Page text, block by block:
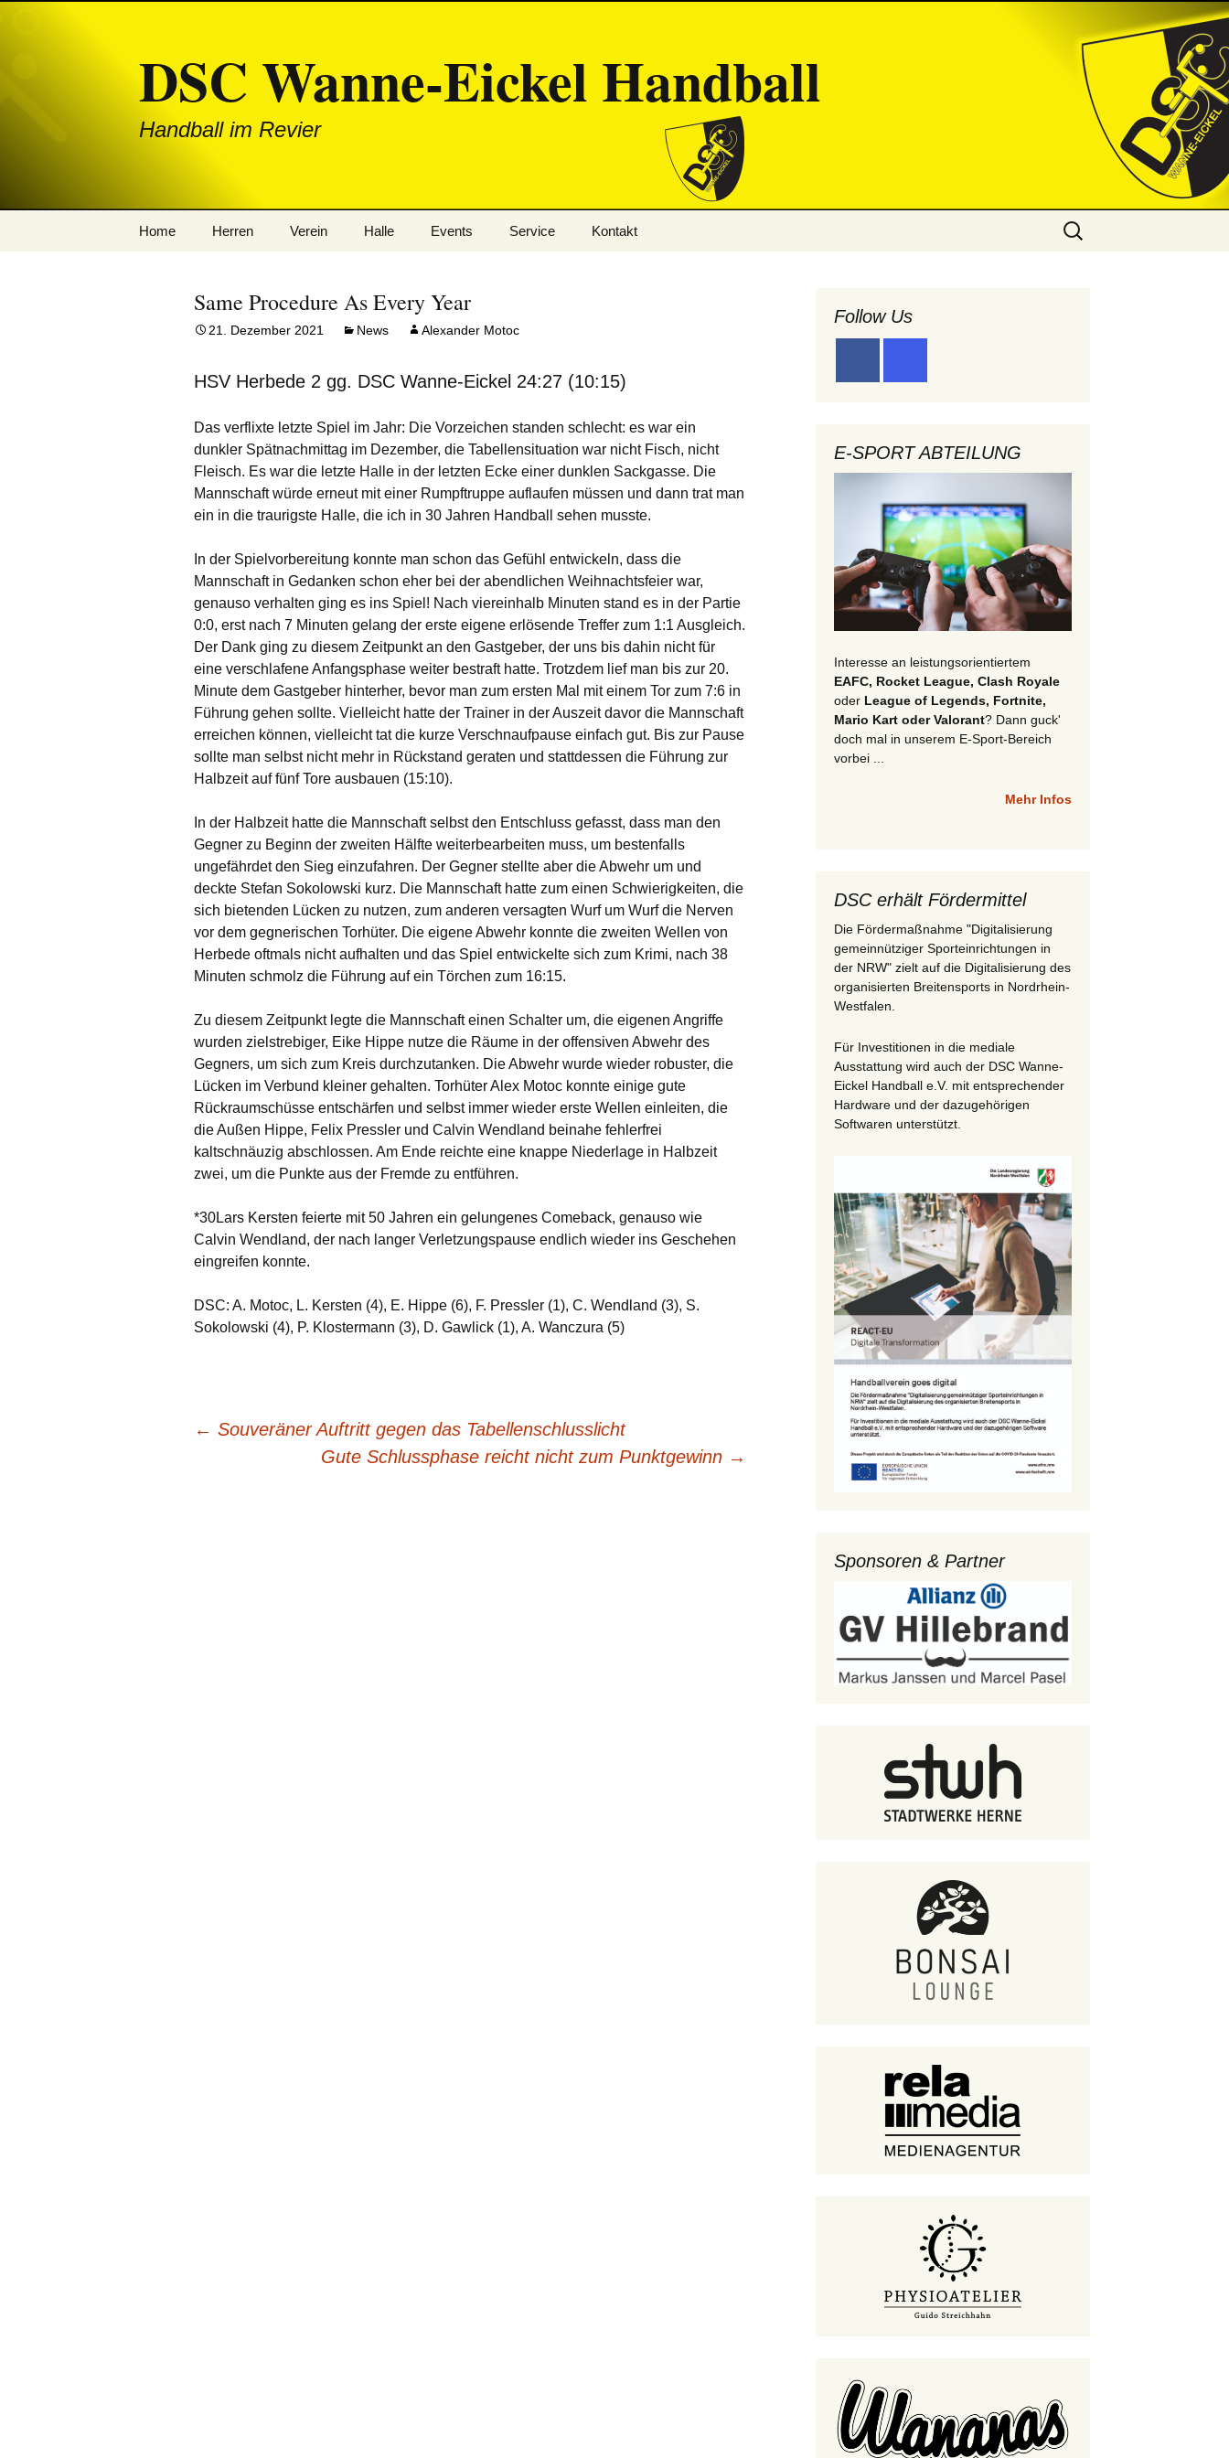
DSC Wanne-Eickel Handball
Handball im Revier
Home
News: Herren
Herren
2. Mannschaft
Verein Halle Events
Handballschule
Stadtmeisterschaft
UHG-Turnier
Revierpokal
Service Kontakt
Suchen
nach:
Same Procedure As Every Year
21. Dezember 2021 News Alexander Motoc
HSV Herbede 2 gg. DSC Wanne-Eickel 24:27 (10:15)
Das verflixte letzte Spiel im Jahr: Die Vorzeichen standen schlecht: es war ein
dunkler Spätnachmittag im Dezember, die Tabellensituation war nicht Fisch, nicht
Fleisch. Es war die letzte Halle in der letzten Ecke einer dunklen Sackgasse. Die
Mannschaft würde erneut mit einer Rumpftruppe auflaufen müssen und dann trat man
ein in die traurigste Halle, die ich in 30 Jahren Handball sehen musste.
In der Spielvorbereitung konnte man schon das Gefühl entwickeln, dass die
Mannschaft in Gedanken schon eher bei der abendlichen Weihnachtsfeier war,
genauso verhalten ging es ins Spiel! Nach viereinhalb Minuten stand es in der Partie
0:0, erst nach 7 Minuten gelang der erste eigene erlösende Treffer zum 1:1 Ausgleich.
Der Dank ging zu diesem Zeitpunkt an den Gastgeber, der uns bis dahin nicht für
eine verschlafene Anfangsphase weiter bestraft hatte. Trotzdem lief man bis zur 20.
Minute dem Gastgeber hinterher, bevor man zum ersten Mal mit einem Tor zum 7:6 in
Führung gehen sollte. Vielleicht hatte der Trainer in der Auszeit davor die Mannschaft
erreichen können, vielleicht tat die kurze Verschnaufpause einfach gut. Bis zur Pause
sollte man selbst nicht mehr in Rückstand geraten und stattdessen die Führung zur
Halbzeit auf fünf Tore ausbauen (15:10).
In der Halbzeit hatte die Mannschaft selbst den Entschluss gefasst, dass man den
Gegner zu Beginn der zweiten Hälfte weiterbearbeiten muss, um bestenfalls
ungefährdet den Sieg einzufahren. Der Gegner stellte aber die Abwehr um und
deckte Stefan Sokolowski kurz. Die Mannschaft hatte zum einen Schwierigkeiten, die
sich bietenden Lücken zu nutzen, zum anderen versagten Wurf um Wurf die Nerven
vor dem gegnerischen Torhüter. Die eigene Abwehr konnte die zweiten Wellen von
Herbede oftmals nicht aufhalten und das Spiel entwickelte sich zum Krimi, nach 38
Minuten schmolz die Führung auf ein Törchen zum 16:15.
Zu diesem Zeitpunkt legte die Mannschaft einen Schalter um, die eigenen Angriffe
wurden zielstrebiger, Eike Hippe nutze die Räume in der offensiven Abwehr des
Gegners, um sich zum Kreis durchzutanken. Die Abwehr wurde wieder robuster, die
Lücken im Verbund kleiner gehalten. Torhüter Alex Motoc konnte einige gute
Rückraumschüsse entschärfen und selbst immer wieder erste Wellen einleiten, die
die Außen Hippe, Felix Pressler und Calvin Wendland beinahe fehlerfrei
kaltschnäuzig abschlossen. Am Ende reichte eine knappe Niederlage in Halbzeit
zwei, um die Punkte aus der Fremde zu entführen.
*30Lars Kersten feierte mit 50 Jahren ein gelungenes Comeback, genauso wie
Calvin Wendland, der nach langer Verletzungspause endlich wieder ins Geschehen
eingreifen konnte.
DSC: A. Motoc, L. Kersten (4), E. Hippe (6), F. Pressler (1), C. Wendland (3), S.
Sokolowski (4), P. Klostermann (3), D. Gawlick (1), A. Wanczura (5)
Beitragsnavigation
← Souveräner Auftritt gegen das Tabellenschlusslicht
Gute Schlussphase reicht nicht zum Punktgewinn →
Follow Us
E-SPORT ABTEILUNG
Interesse an leistungsorientiertem
EAFC, Rocket League, Clash Royale
oder League of Legends, Fortnite,
Mario Kart oder Valorant? Dann guck'
doch mal in unserem E-Sport-Bereich
vorbei ...
Mehr Infos
DSC erhält Fördermittel
Die Fördermaßnahme "Digitalisierung
gemeinnütziger Sporteinrichtungen in
der NRW" zielt auf die Digitalisierung des
organisierten Breitensports in Nordrhein-
Westfalen.
Für Investitionen in die mediale
Ausstattung wird auch der DSC Wanne-
Eickel Handball e.V. mit entsprechender
Hardware und der dazugehörigen
Softwaren unterstützt.
Sponsoren & Partner